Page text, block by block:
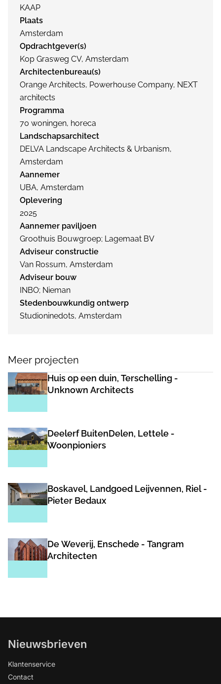
KAAP
Plaats
Amsterdam
Opdrachtgever(s)
Kop Grasweg CV, Amsterdam
Architectenbureau(s)
Orange Architects, Powerhouse Company, NEXT
architects
Programma
70 woningen, horeca
Landschapsarchitect
DELVA Landscape Architects & Urbanism,
Amsterdam
Aannemer
UBA, Amsterdam
Oplevering
2025
Aannemer paviljoen
Groothuis Bouwgroep; Lagemaat BV
Adviseur constructie
Van Rossum, Amsterdam
Adviseur bouw
INBO; Nieman
Stedenbouwkundig ontwerp
Studioninedots, Amsterdam
Meer projecten
Huis op een duin, Terschelling -
Unknown Architects
Deelerf BuitenDelen, Lettele -
Woonpioniers
Boskavel, Landgoed Leijvennen, Riel -
Pieter Bedaux
De Weverij, Enschede - Tangram
Architecten
Nieuwsbrieven
Klantenservice
Contact